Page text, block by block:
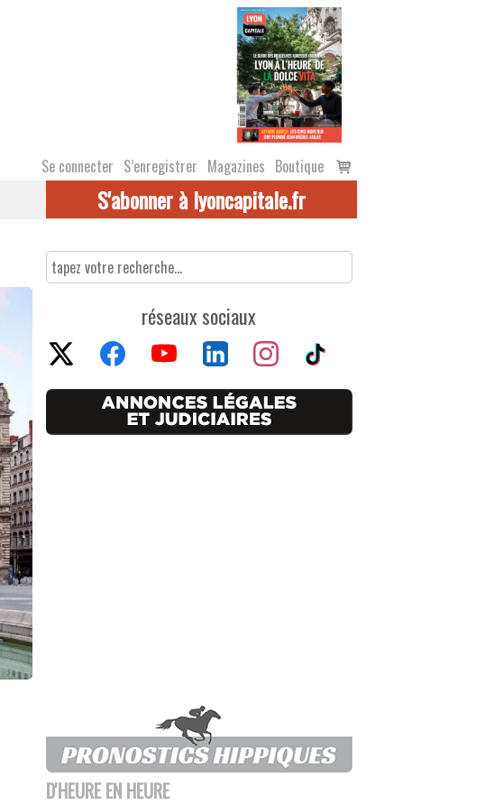
Se connecter S’enregistrer Magazines Boutique
Voir
le
S'abonner à lyoncapitale.fr
réseaux sociaux
D'HEURE EN HEURE